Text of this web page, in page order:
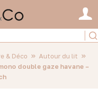
& Déco » Autour du lit »
double gaze havane –